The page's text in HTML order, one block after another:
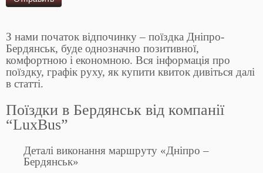
З нами початок відпочинку – поїздка Дніпро-
Бердянськ, буде однозначно позитивної,
комфортною і економною. Вся інформація про
поїздку, графік руху, як купити квиток дивіться далі
в статті.
Поїздки в Бердянськ від компанії
“LuxBus”
Деталі виконання маршруту «Дніпро –
Бердянськ»